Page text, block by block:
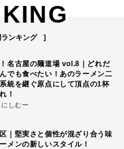
ンキング
名古屋の麺道場 vol.8｜どれだ
でも食べたい！あのラーメン二
統を継ぐ原点にして頂点の1杯
！
にしむー
｜堅実さと個性が混ざり合う味
メンの新しいスタイル！